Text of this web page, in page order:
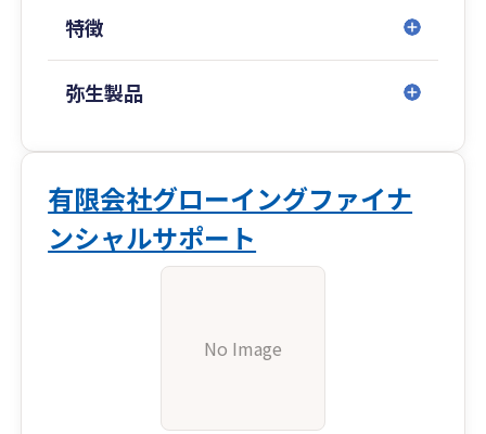
特徴
弥生製品
有限会社グローイングファイナ
ンシャルサポート
No Image